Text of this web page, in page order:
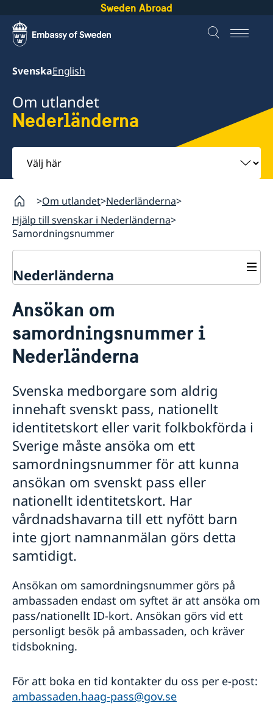
Sweden Abroad
SvenskaEnglish
Om utlandet
Nederländerna
Välj
här
Om utlandet Nederländerna
Hjälp till svenskar i Nederländerna
Samordningsnummer
Nederländerna
Hjälp till svenskar i Nederländerna
Rösta i Nederländerna
Brevrösta i Nederländerna
Pass och nationellt ID-kort för vuxna
Pass och nationell ID-kort för barn
Om svenskt medborgarskap
Provisoriskt pass
Akut hjälp
Flytta till Nederländerna
Gifta sig i Nederländerna
Arv i internationella situationer
Registrera nyfödd utomlands
Avgifter
Legaliseringar
Körkort
Namnändring
Pension & Levnadsintyg
Undervisning i svenska för barn
Reseinformation
Ambassadens reseinformation
Aktuella händelser
Allmänna säkerhetsläget
In- och utresebestämmelser
Hälso- och sjukvård
Inför resan
Terrorism och turism
Behöver jag visum?
Läs på om ditt resmål
Se till att vara försäkrad
Om olyckan är framme
Resklar - UD:s reseinformation direkt i fickan
Service för svenska företag
Handel med Nederländerna
Anmäla handelshinder
Ansökan om
samordningsnummer i
Nederländerna
Svenska medborgare som aldrig
innehaft svenskt pass, nationellt
identitetskort eller varit folkbokförda i
Sverige måste ansöka om ett
samordningsnummer för att kunna
ansökan om svenskt pass eller
nationellt identitetskort. Har
vårdnadshavarna till ett nyfött barn
inte gjort namnanmälan görs detta
samtidigt.
Ansökan om samordningsnummer görs på
ambassaden endast om syftet är att ansöka om
pass/nationellt ID-kort. Ansökan görs vid ett
personligt besök på ambassaden, och kräver
tidsbokning.
För att boka en tid kontakter du oss per e-post:
ambassaden.haag-pass@gov.se